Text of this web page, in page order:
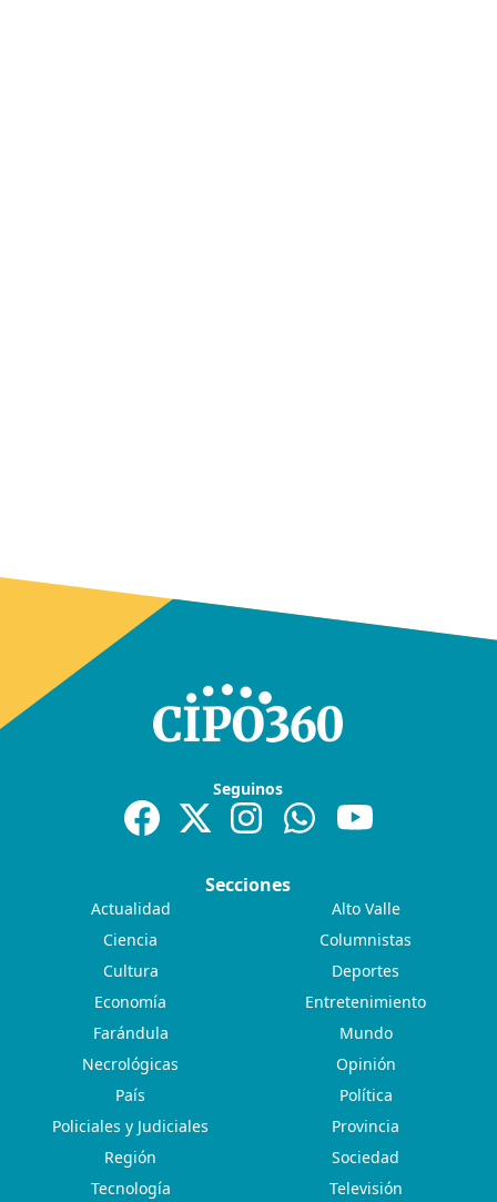
Seguinos
Secciones
Actualidad
Alto Valle
Ciencia
Columnistas
Cultura
Deportes
Economía
Entretenimiento
Farándula
Mundo
Necrológicas
Opinión
País
Política
Policiales y Judiciales
Provincia
Región
Sociedad
Tecnología
Televisión